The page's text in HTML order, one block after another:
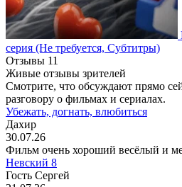
серия (Не требуется, Субтитры)
Отзывы 11
Живые отзывы зрителей
Смотрите, что обсуждают прямо
разговору о фильмах и сериалах.
Убежать, догнать, влюбиться
Дахир
30.07.26
Фильм очень хороший весёлый и
Невский 8
Гость Сергей